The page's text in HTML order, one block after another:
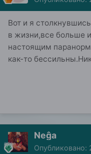
Вот и я
в жизни,все больше
настоящим
как-то
Neĝa
Опубликовано: